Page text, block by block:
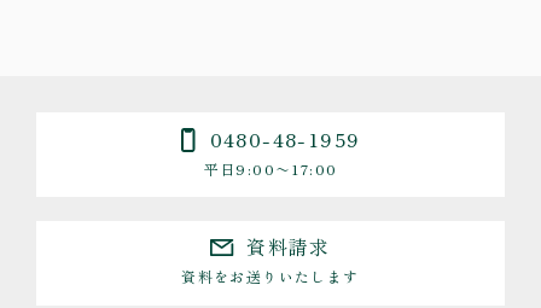
0480-48-1959
平日9:00〜17:00
資料請求
資料をお送りいたします